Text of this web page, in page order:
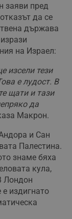
заяви пред
да се
държава
на Израел:
изсели тези
е лудост. В
щати и тази
да
Макрон.
и Сан
Палестина.
знаме бяха
кула,
Лондон
издигнато